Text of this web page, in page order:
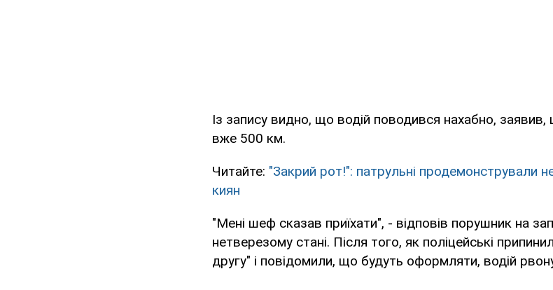
Із запису видно, що водій поводився нахабно, заявив,
вже 500 км.
Читайте: "Закрий рот!": патрульні продемонстрували
киян
"Мені шеф сказав приїхати", - відповів порушник на
нетверезому стані. Після того, як поліцейські
другу" і повідомили, що будуть оформляти, водій